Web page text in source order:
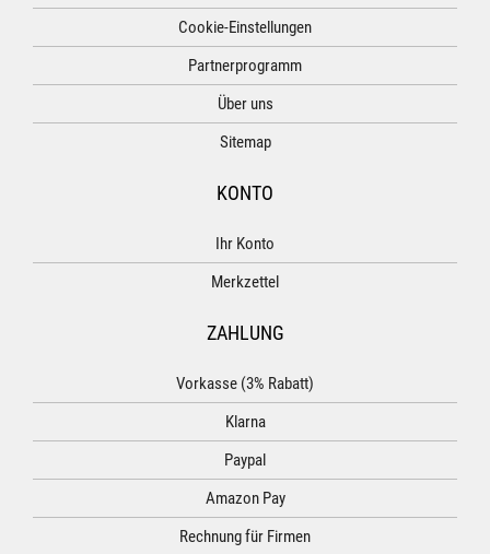
Cookie-Einstellungen
Partnerprogramm
Über uns
Sitemap
KONTO
Ihr Konto
Merkzettel
ZAHLUNG
Vorkasse (3% Rabatt)
Klarna
Paypal
Amazon Pay
Rechnung für Firmen